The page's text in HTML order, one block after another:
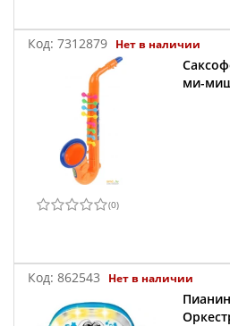
Код: 7312879 Нет в наличии
ми-
(0)
Код: 862543 Нет в наличии